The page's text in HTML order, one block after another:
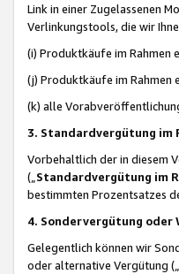
Link in einer Zugelassenen
Verlinkungstools, die wir
(i) Produktkäufe im Rahmen
(j) Produktkäufe im Rahmen
(k) alle
3. Standardvergütung im
Vorbehaltlich der in diesem
(„ Standardvergütung im
bestimmten Prozentsatzes
4. Sondervergütung oder
Gelegentlich können wir
oder alternative Vergütung („